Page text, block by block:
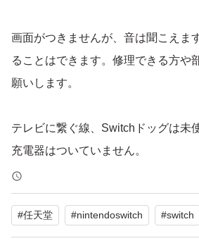
画面がつきませんが、音は聞こえま
ることはできます。修理できる方や
願いします。
テレビに繋ぐ線、Switchドッグは未
充電器はついていません。
写真のように本体、ジョイコングリ
ジョイコンは黒ずんでいます。
返品は受け付けません。
#任天堂 #nintendoswitch #switch